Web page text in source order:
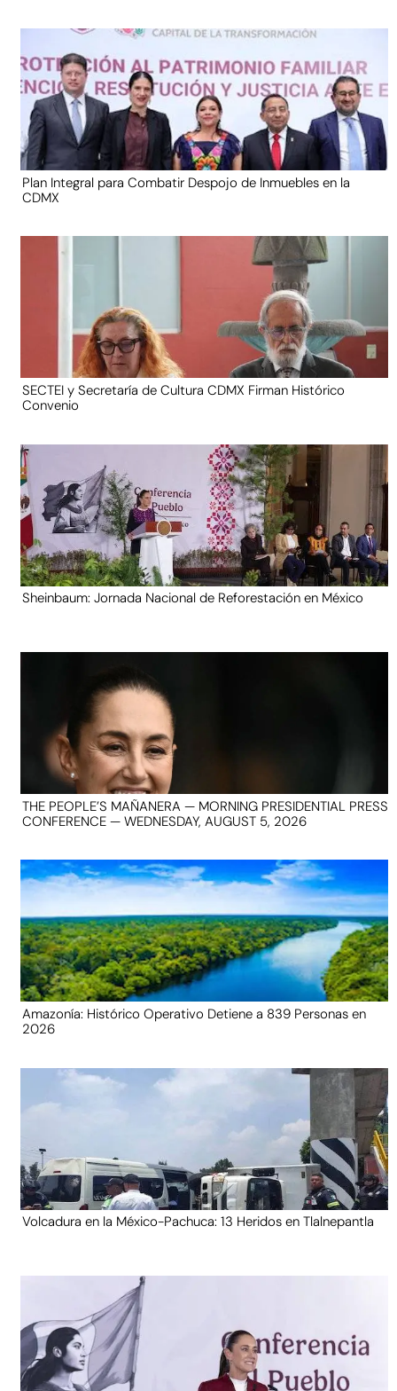
Plan Integral para Combatir Despojo de Inmuebles en la
CDMX
SECTEI y Secretaría de Cultura CDMX Firman Histórico
Convenio
Sheinbaum: Jornada Nacional de Reforestación en México
THE PEOPLE’S MAÑANERA — MORNING PRESIDENTIAL PRESS
CONFERENCE — WEDNESDAY, AUGUST 5, 2026
Amazonía: Histórico Operativo Detiene a 839 Personas en
2026
Volcadura en la México-Pachuca: 13 Heridos en Tlalnepantla